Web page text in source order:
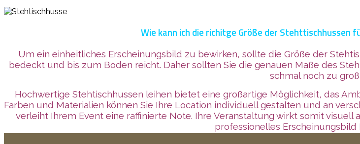
Wie kann ich die richitge Größe der Stehttischhussen
Um ein einheitliches Erscheinungsbild zu bewirken, sollte die Größe der
bedeckt und bis zum Boden reicht. Daher sollten Sie die genauen Maße des
schmal noch zu groß
Hochwertige Stehtischhussen leihen bietet eine großartige Möglichkeit, das
Farben und Materialien können Sie Ihre Location individuell gestalten und an
verleiht Ihrem Event eine raffinierte Note. Ihre Veranstaltung wirkt somit
professionelles Erscheinungsbild